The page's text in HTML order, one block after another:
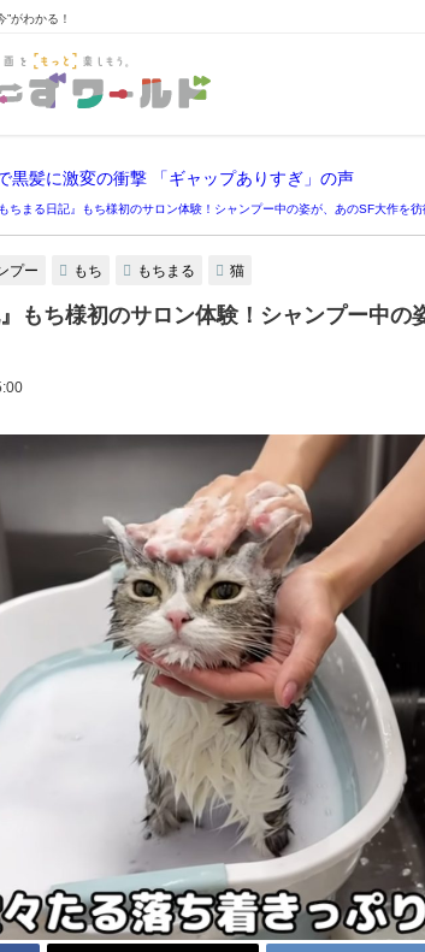
”がわかる！
黒髪に激変の衝撃 「ギャップありすぎ」の声
もちまる日記』もち様初のサロン体験！シャンプー中の姿が、あのSF大作を彷
プー もち もちまる 猫
』もち様初のサロン体験！シャンプー中